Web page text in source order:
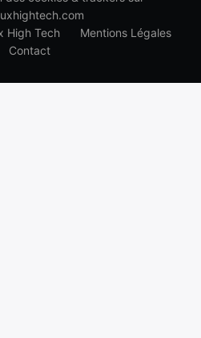
High Tech
Mentions Légales
Contact